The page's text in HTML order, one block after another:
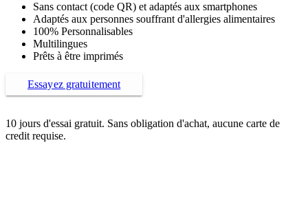
Sans contact (code QR) et adaptés aux smartphones
Adaptés aux personnes souffrant d'allergies alimentaires
100% Personnalisables
Multilingues
Prêts à être imprimés
Essayez gratuitement
10 jours d'essai gratuit. Sans obligation d'achat, aucune carte de
credit requise.